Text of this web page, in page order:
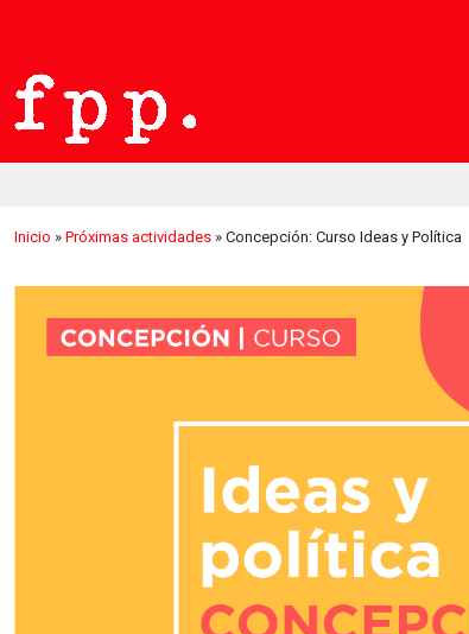
Inicio » Próximas actividades » Concepción: Curso Ideas y Política